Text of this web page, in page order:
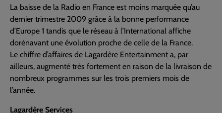
La baisse de la Radio en France est moins marquée qu’au
dernier trimestre 2009 grâce à la bonne performance
d’Europe 1 tandis que le réseau à l’International affiche
dorénavant une évolution proche de celle de la France.
Le chiffre d’affaires de Lagardère Entertainment a, par
ailleurs, augmenté très fortement en raison de la livraison de
nombreux programmes sur les trois premiers mois de
l’année.
Lagardère Services